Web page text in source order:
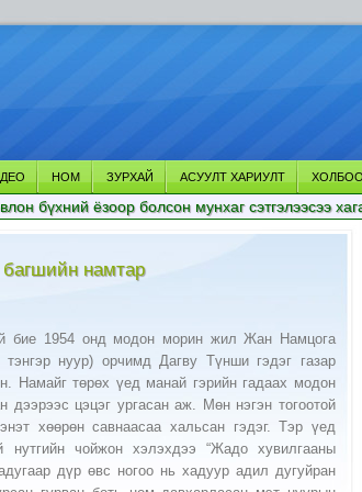
НОМ ЗУРХАЙ АСУУЛТ ХАРИУЛТ
бүхний ёзоор болсон мунхаг сэтгэлээсээ
намтар
( хувилгаан залрах газар ) хэмээн нэрлэ гэжээ. Тэгээд манай гэрт морилон цай зооглоод явах үед чанзов Галсанжанцан нэгэн зоос хадган дэр барьж өргөөд танд урт удаан наслахыг ерөөе гэхэд “чи надад нэгэн морь өргөсний дайтай би баярлалаа чамд хийддээ очоод хийдээ додомдох ажил их бий шүү “ хэмээн арван дөрвөн ширхэг чихэр тоолон тоолон өгсөн гэдэг. Тэр үед миний чанзов Галсанжанцан түүний сойвон байжээ. Тухайн үед чанзов Галсанжанцанд хийдийг додомдох хөрөнгө мөнгө байхгүй байсан бөгөөд ламын айлдсаныг нэг их ойшоогоогүй ч хожим тэрээр бүхий л ажлыг гардан гүйцэтгэжээ. Би морь жилд төрсөн бөгөөд мөн бид энэтхэг цагаачлан явахдаа хийдээсээ арван дөрвүүлээ явсныг лам зөгнөн айлдсан байсан гэдэг. Иймээс би 1954 оны морь жилд төрсөн нь тодорхой байдаг ч төрсөн өдөр сар нь тодорхойгүй бөгөөд албан бичигт арван нэгэн сарын арван есөн гэж бичигдсэн байдаг. 1957 оны намрын сар хүртэл бүтэн нэгэн жил Жадо хийдэд суугаад жилийн дараа буюу 1959 онд Жовжэ Тичэн ренбуучий, Сэню ренбүүчий, Зэба ренбүүчий, багш Лувсандэмбаа, чанзов Галсанжанцан нарын хамт тухайн цаг үеийн эрс өөрчлөлтйин улмаас Энэтхэг рүү дүрвэн гарсан юм. Бидэнтэй хамт бусад лам нарын бараа бологчид нийт ерэн хүн ачаа бараа ачсан морьдоо хөтлөн үзэсгэлэнтэй сайхан байгалиар зугаалж явсан мэт санагддаг юм. Тэр үед цагаачилж яваа хүмүүс газар тэнгэрээс өөр таних зүйлгүй уул усны сайхныг анзаарах ч сөхөөгүй хоол ундгүй амь зулбан зугтаж байсан цаг. Тийм л үед авралт Жовжэ Тичэн ренбүүчий багш маань илт мэдлээрээ бүхнийг болгоон шоо хаяж, радио сонсон бүхий л талаар биднийг удирдан явж байлаа. Би ч замдаа нилээд ном цээжилж түвд хэл бичгийн дүрэм, тэг жинхорт суралцан гурван сарын хугацаанд Жовжэ Тичэн ренбүүчийд шалгалт хүртэл өгч амжлаа. Багшийн адистэдийн хүчээр барцад саадгүйгээр хил даван Балбын Лхо Мустанд хүрэлцэн ирсэн юм. Лхо Мустанд ирээд нилээд хугацаанд тэнд оршин суухдаа багш Лувсандэмба, Жүмэ кэнсүр Галсаннамжол, Жовжэ Тичэн ренбүүчий, Лосалингийн Банан ренбүүчий нараар ном заалгадаг байв. Багш нар маань ялангуяа Жовжэ Тичэн ренбүүчий хожим намайг гэвш лхаарамба болоод Далай багшийн цаншав болно, монгол оронд шашин амьтны тусыг сайтар бүтээнэ гэж олонтоо айлддаг байсан ч тэр үед би зөвхөн өнөө маргаашийн тухай л боддог байж билээ.Ингээд 1960 оны өвөл Непалаас бүрмөсөн нүүж Энэтхэгийн Дарамсалагийн ойролцоох Далай хауст суурьшсан юм. 1964 онд Лхавав дүйчингийн өдөр Дээрхийн гэгээн арван дөрөвдүгээр Далай лам түүний хоёр ёнзон багшаас гэцүлийн санваар хүртсэн. Далай хаусд би Серагийн лам нартай хамт хэл бичиг зан үйлийн номонд суралцаж эхэлсэн юм. Мөн энэ үед Лондонгоос ирсэн Беди хэмээх хатагтай хувилгаан лам нарт зориулсан Кайлаш гэдэг сургуулийг байгуулсан бөгөөд тэрхүү сургуульд би англи хэл бичгийг бага сага суралцсан. Энэ сургуульд одоогийн Их Хөлгөний уламжлалыг хадгалах төвийн тэргүүн Сопа ренбүүчий, Намжал дацангийн хамба Түмдог зэрэг түвдийн сажэ, гэлүгба, гаржүдвийн ёсны жаран хувилгаан лам нар суралцаж байсан юм. Хамгийн бага нь би есөн настайдаа хоёр дахь элсэлт болон орж байсан юм. Гэвч би энэхүү сургуульд найман сараас илүү суугаагүй юм. Миний чанзов багш бээр тусгайлан багш аваад өөрийнхөө дэргэд 1971 он хүртэл намайг гэрийн сургалтаар хүмүүжүүлсэн. Эндээс Энэтхэгийн төв хэсэгт орших Бендарас гэдэг газар Сера хийдийн лам нарын хамт хэсэг хугацаанд суурьшсан. 1973 онд Гүн ухааны гурван том сургуулийн нэг болох Серажэ хийдэд шавилан сууж гүн ухааны номонд өөрийн оюуны цар хэмжээгээр хичээн их зарлигын таван ботииг 18 жил судлан суралцсан болно. 1974 оны 1 сарын 18 нд буюу Түвдийн аравдугаар сард Доржданд Ёнзон Лин ренбүүчигээс гэлонгийн санваар авсан. Тийнхүү Сера дацанд суралцаж байхдаа Хансүр Лувсанваанчүг, Хансүр Лувсанцэрэн хэмээх хоёр багшийг голлон шүтэж гүн ухааны олон номыг сонсож завсарт нямба бүтээл олонд шамдсан. Мөн хэл бичиг, дүрэм зүй тэргүүтэн Түвдийн уламжлалт бусад ухаанд ч суралцсан. 1991оны 1 сарын 24 нд гүн ухааны номыг дуусгаж гэвш лхаарамбын дамжааг тавиад Жүд дод дацанд элдэв зүйл дандарын бясалгал ба тарнын хоёр зэргийн бясалгал тэг жинхор, жинсрэг тэргүүтэн номыг нэгэн жил судалсан юм. Дээрхийн Гэгээн Далай ламтан, Лин ренбүүчий, Тэжан ренбүүчий, Бакула ренбүүчий, Доён ренбүүчи, Жүмэй кэнсүр Галсаннамжил, Лувсандэмба ,Банан ренбүүчи , Дэма Лочойзенбүүчий, Кирти цаншав ренбүүчий , Монгол гэвш Сэнгээ нар болвоос миний гэлүгвийн ёсны багш нар юм. Харин Түлшиг ренбүүчи, Камтүл ренбүүчий нар бол миний нямаавын ёсны, Жовжэ Тичэн ренбүүчи, Сажэгома ренбүүчи бол сажэвын ёсны, өмнөх дүрийн Гармава, Галон ренбүүчи нар болбоос гаржүдвын ёсны багш нар мөн болно. Бурханы шашны дөрвөн урсгалын тэргүүн лам нараас шашин номын үндэс дамжлагыг хүртэх явдлыг машид ховор чухаг эрдэнэ мэт үздэг ёс бий. Тиймээс би өөрийн бүх ариун дээд багш лам нартаа үргэлж залбирч явдаг даа. 1996 онд Жүдод дацанд дандарын ёсны номыг сайтар судалсаны баталгаа болгон дамжаа барьж номын хуримыг үүтгэн агримбын цол хэргэмийг хүртсэн болно. 1982 онд Ладак руу явж Бакула багшид мөн Бетүв хийдийн хуврагуудад Гүнрэгийн зан үйл, мутарлага зэргийг,1985 онд мөн Ладак орноо Гүнэрэгийн хот мандал өргөхийг зааж байсан юм. Дүлцон жинхарын үүднээс анх дэлгэрэнгүй ван айлдсан нь 1985 он юм. Миний бие 1986 онд Түвд рүү хоёр сарын хугацаагаар Лхасын Жову тэргүүтэй ариун нандин шүтээнд мөргөх мөн аавтайгаа уулзах гэсэн хоёр хэргээр явсан. Гэвч би аавтайгаа уулзаж чадаагүй юм. Хуучин Жадо хийдийнхээ туурин дээр очиж хожим шүтээн орон нь мандан бадрах хийгээд хөгжин цэцэглэхийн шүтэн барилдлага болгон жинсрэг өргөөд л ирсэн.Харин гэвш Сэнгээтэй уулзаад Дамдингийн номын аймгаас дутуу үлдсэн тайлбар, нарийвчлал зэрэг номуудыг гүйцээн хүртэж чадсан. Энэ номуудын хөтөлбөр эшлэл тайлбар зэргийг гүйцээн авсан нь машид ховор тохиох номын үйл болсон юм. Монголчууд лугаа тогтоосон барилдлага болбоос анх 1985 онд Монгол гэвш лхаарамба Сэнгээ ламаас Энэтхэгт ховордсон Дамдин бурхны хөтөлбөр эшлэл тэргүүтнийг сонсоноос эхлэлтэй. Хожим 1991 оны 11 сард Монголын бурхан шашинтны төв Гандантэгчэнлин хийдийн хамба лам Дамдинсүрэн гуай Монгол оронд бурхан шашин шүтэх эрх чөлөөний нөхцөл байдал улам сайжирч, бурхан шашныг судлах суралцах хүмүүн ихэд олон болсон тул судар тарнийн номын эрх, эш хөтөлбөр цар гүйцэд нэгэн багш хэрэгтэй хэмээн урилга илгээжээ. Ингээд Дээрхийн Гэгээн арван дүгээр Далай багшийн зарлиг мөн тухайн үед элчин сайд байсан Бакула багшийн хүсэлтээр миний бие өөрийн туслах Түвдэндашийн хамт Гандантэгчэнлин хийдэд багшаар ирсэн. Өндөр Гэгээн Занабазарын нэрэмжит Шашны их сургуулийн оюутнууд Гандантэгчэнлин хийдийн лам хуврагуд тэргүүтэй монголын лам хуврагуудад цанид чойрын ном заахын зэрэгцээ Бакула ренбүүчи багшаас олон номын эрх авшиг, хөтөлбөр зэргийг хүртэн бүтээл бясалгалыг хийсэн. Мөн Дундговь аймгийн баруун чойрын Самданжавдойлин хийдэд хамба Самдандагваас Жанжаа Агваанчойнзингийн айлдсан Доржпэрэнвийн лүнг гүйцэд сонссон. Тэрхүү ном нь Энэтхэг Түвд Монголд нэн ховордсон номын дамжлага байсан юм. Би монголд явахын өмнө монгол дахь ажил үйлсээ даатган Юүдоймаа хэмээх чойжингоос асуух үед тэрээр “ажил үйлс машид сайн болох юм харин Махагал бурхны бүтээл бясалгалыг хорин нэг хоног хийгээрэй “ гэж айлдсан нь хожим Монголд Махагал бурханы сор залах үед 21 хоногийн бясалгал бүтээл хийх болсонтой давхацсан нь сонин гайхамшигтай зүйл болсон юм. Махагал бурханы бүтээл бясалгал нь долоо хоногийн турш хурал хурж хорин нэг хоног бүтээл бясалгал хийж Жинсрэг өргөн, сор залсан нь урьдын шашны уламжлал ёсыг сэргээсэн сайхан үйл болсон юм. 1992 онд Ламрим дацангийн 12 ламд Гүнэрэгийн авшиг өгөн, уншлага урилга мутарлага тэргүүтнийг зааж нямба бүтээлийг ч дагуулан бие сэтгэлийн хичээлийг шамдан сайн үйлийн үрийг олохыг ч ерөөсөн.1993 онд Бакула ренбүүчи багшийн хүсэлтээр түүний Улаанбаатар хотноо байгуулсан шашны сургуульд 8 сар багшилсан юм. Миний бие 1995оны 7 сард Далай багш Монголд морилон Цагийн хүрдны их авшиг айлдах үед Жинхорын хот мандалыг хураах, уул усанд өргөх тэргүүтэй ажлыг бие даан гүйцэтгэсэн. Далай багшийг морилсоны дараагаар арван дөрөв хоногийн хугацаанд Далай багшийн орчуулагч Лхагдорын хамт Эрдэнэт, Дархан, Улаанбаатарын их дээд сургуулиудын оюутнуудад бурхан шашны тухай лекц уншиж билээ. 1997 оноос Дээрхийн Гэгээн Далай ламын дэргэдэх Намжал дацангийн хамбын ширээнд залагдсанаар Далай багшийн айлдах ном сүнчой,судар тарнийн сургалт, жилийн туршид явагдах гүрэм шавдан зэргийн бэлтгэл бүтээл бүхнийг долоон жилийн хугацаанд хичээн гүйцэтгэсэн болно. Энэ хугацаанд Граз, Торонто, Ганток, Ширигүри зэрэгт Далай багшийн айлдсан нийт долоон удаагийн Дүйнхорын их авшигт голлон оролцсон юм. 2002 онд Өмнөд Энэтхэгт Гандан Жанзэ дацанд Дээрхийн Гэгээн Далай Багш Богд Зонховын Их тарнын мөрийн зэргийг айлдахад Дамцаг сүнчой,Намнан онжан, Доорин, Сандуйн вангийн үеийн уншлага зан үйлийг хариуцан явуулж билээ. Налжор жүдвийн гол ном болох Доорингийн чогын бүрэн зохиолыг эмхэтгэн гаргасан. 2004 онд Намжал дацангийн хамба ламын албыг өгснөөс хойш Энэтхэг болон гадаадад бурханы шашны төвүүдэд уригдаж эхэлсэн. Австрали, Америк, Австри,